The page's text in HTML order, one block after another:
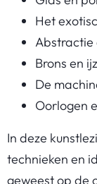
Het
Abstractie
Brons en
De
Oorlogen
In deze
technieken en
geweest op de